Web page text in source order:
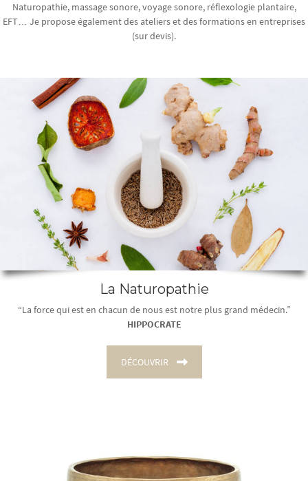
Naturopathie, massage sonore, voyage sonore, réflexologie plantaire,
EFT… Je propose également des ateliers et des formations en entreprises
(sur devis).
La Naturopathie
“La force qui est en chacun de nous est notre plus grand médecin.”
HIPPOCRATE
DÉCOUVRIR